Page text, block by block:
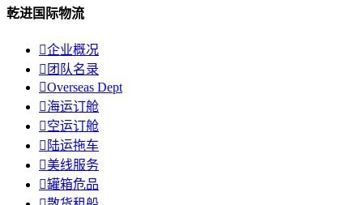
乾进国际物流
企业概况
 团队名录
Overseas Dept
海运订舱
空运订舱
 陆运拖车
美线服务
罐箱危品